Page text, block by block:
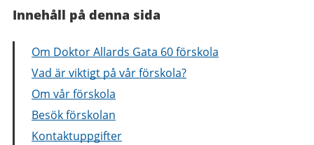
Innehåll på denna sida
Om Doktor Allards Gata 60 förskola
Vad är viktigt på vår förskola?
Om vår förskola
Besök förskolan
Kontaktuppgifter